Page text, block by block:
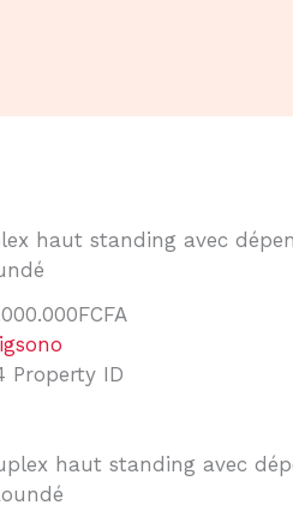
haut standing avec
Property ID